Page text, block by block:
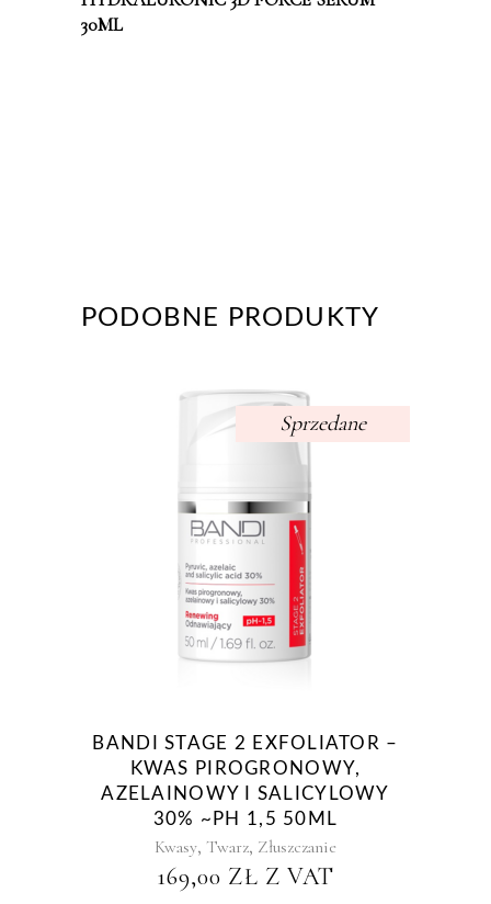
30ML
PODOBNE PRODUKTY
Sprzedane
BANDI STAGE 2 EXFOLIATOR –
KWAS PIROGRONOWY,
AZELAINOWY I SALICYLOWY
30% ~PH 1,5 50ML
Kwasy, Twarz, Złuszczanie
169,00 ZŁ Z VAT